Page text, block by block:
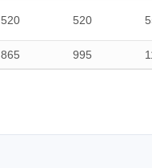
520 520
865 995